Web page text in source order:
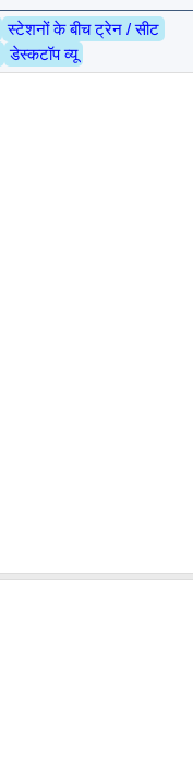
स्टेशनों के बीच ट्रेन / सीट
डेस्कटॉप व्यू